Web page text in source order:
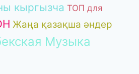
кыргызча ТОП для
Жаңа қазақша әндер
Музыка